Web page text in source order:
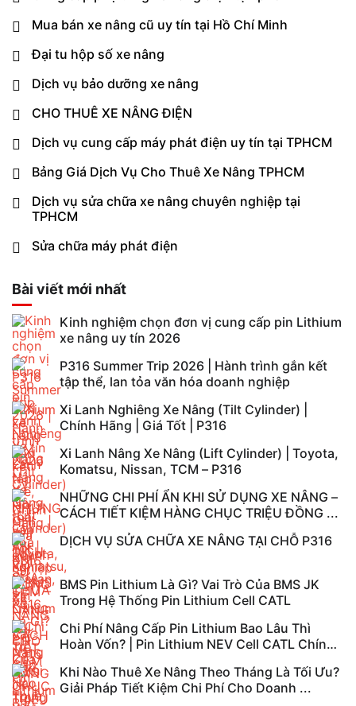
Mua bán xe nâng cũ uy tín tại Hồ Chí Minh
Đại tu hộp số xe nâng
Dịch vụ bảo dưỡng xe nâng
CHO THUÊ XE NÂNG ĐIỆN
Dịch vụ cung cấp máy phát điện uy tín tại TPHCM
Bảng Giá Dịch Vụ Cho Thuê Xe Nâng TPHCM
Dịch vụ sửa chữa xe nâng chuyên nghiệp tại
TPHCM
Sửa chữa máy phát điện
Bài viết mới nhất
Kinh nghiệm chọn đơn vị cung cấp pin Lithium
xe nâng uy tín 2026
P316 Summer Trip 2026 | Hành trình gắn kết
tập thể, lan tỏa văn hóa doanh nghiệp
Xi Lanh Nghiêng Xe Nâng (Tilt Cylinder) |
Chính Hãng | Giá Tốt | P316
Xi Lanh Nâng Xe Nâng (Lift Cylinder) | Toyota,
Komatsu, Nissan, TCM – P316
NHỮNG CHI PHÍ ẨN KHI SỬ DỤNG XE NÂNG –
CÁCH TIẾT KIỆM HÀNG CHỤC TRIỆU ĐỒNG ...
DỊCH VỤ SỬA CHỮA XE NÂNG TẠI CHỖ P316
BMS Pin Lithium Là Gì? Vai Trò Của BMS JK
Trong Hệ Thống Pin Lithium Cell CATL
Chi Phí Nâng Cấp Pin Lithium Bao Lâu Thì
Hoàn Vốn? | Pin Lithium NEV Cell CATL Chính
Khi Nào Thuê Xe Nâng Theo Tháng Là Tối Ưu?
Giải Pháp Tiết Kiệm Chi Phí Cho Doanh ...